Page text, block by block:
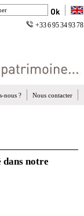
+33 6 95 34 93 78
Nous contacter
nous ?
dans notre